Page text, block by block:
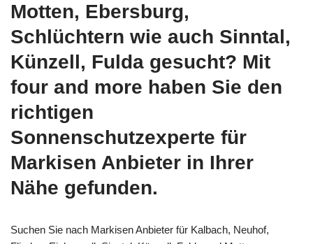
Motten, Ebersburg,
Schlüchtern wie auch Sinntal,
Künzell, Fulda gesucht? Mit
four and more haben Sie den
richtigen
Sonnenschutzexperte für
Markisen Anbieter in Ihrer
Nähe gefunden.
Suchen Sie nach Markisen Anbieter für Kalbach, Neuhof,